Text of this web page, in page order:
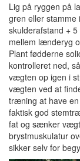
Lig på ryggen på
gren eller stamme
skulderafstand +
mellem lænderyg
Plant fødderne
kontrolleret ned,
vægten op igen i
vægten ved at
træning at have
faktisk god
fat og sænker
brystmuskulatur
sikker selv for